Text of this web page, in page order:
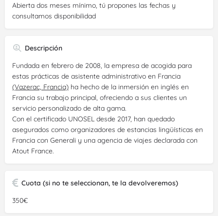
Abierta dos meses mínimo, tú propones las fechas y
consultamos disponibilidad
Descripción
Fundada en febrero de 2008, la empresa de acogida para
estas prácticas de asistente administrativo en Francia
(Vazerac, Francia) ha hecho de la inmersión en inglés en
Francia su trabajo principal, ofreciendo a sus clientes un
servicio personalizado de alta gama.
Con el certificado UNOSEL desde 2017, han quedado
asegurados como organizadores de estancias lingüísticas en
Francia con Generali y una agencia de viajes declarada con
Atout France.
Cuota (si no te seleccionan, te la devolveremos)
350€